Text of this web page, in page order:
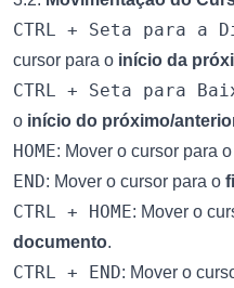
CTRL + Seta para a
cursor para o início da
CTRL + Seta para
o início do próximo/
HOME: Mover o cursor para o
END: Mover o cursor para o
CTRL + HOME: Mover o
documento.
CTRL + END: Mover o